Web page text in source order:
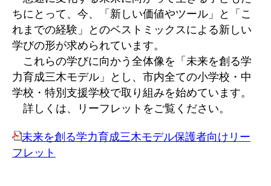
ちにとって、今、「新しい価値やツール」と「こ
れまでの経験」とのベストミックスによる新しい
学びの形が求められています。
これらの学びに向かう全体像を「未来を創る学
力育成三木モデル」とし、市内全ての小学校・中
学校・特別支援学校で取り組みを始めています。
詳しくは、リーフレットをご覧ください。
未来を創る学力育成三木モデル保護者向けリー
フレット